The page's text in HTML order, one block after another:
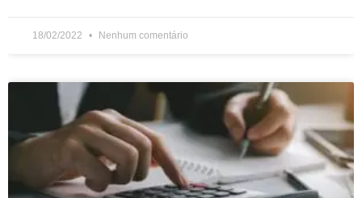
18/02/2022 Nenhum comentário